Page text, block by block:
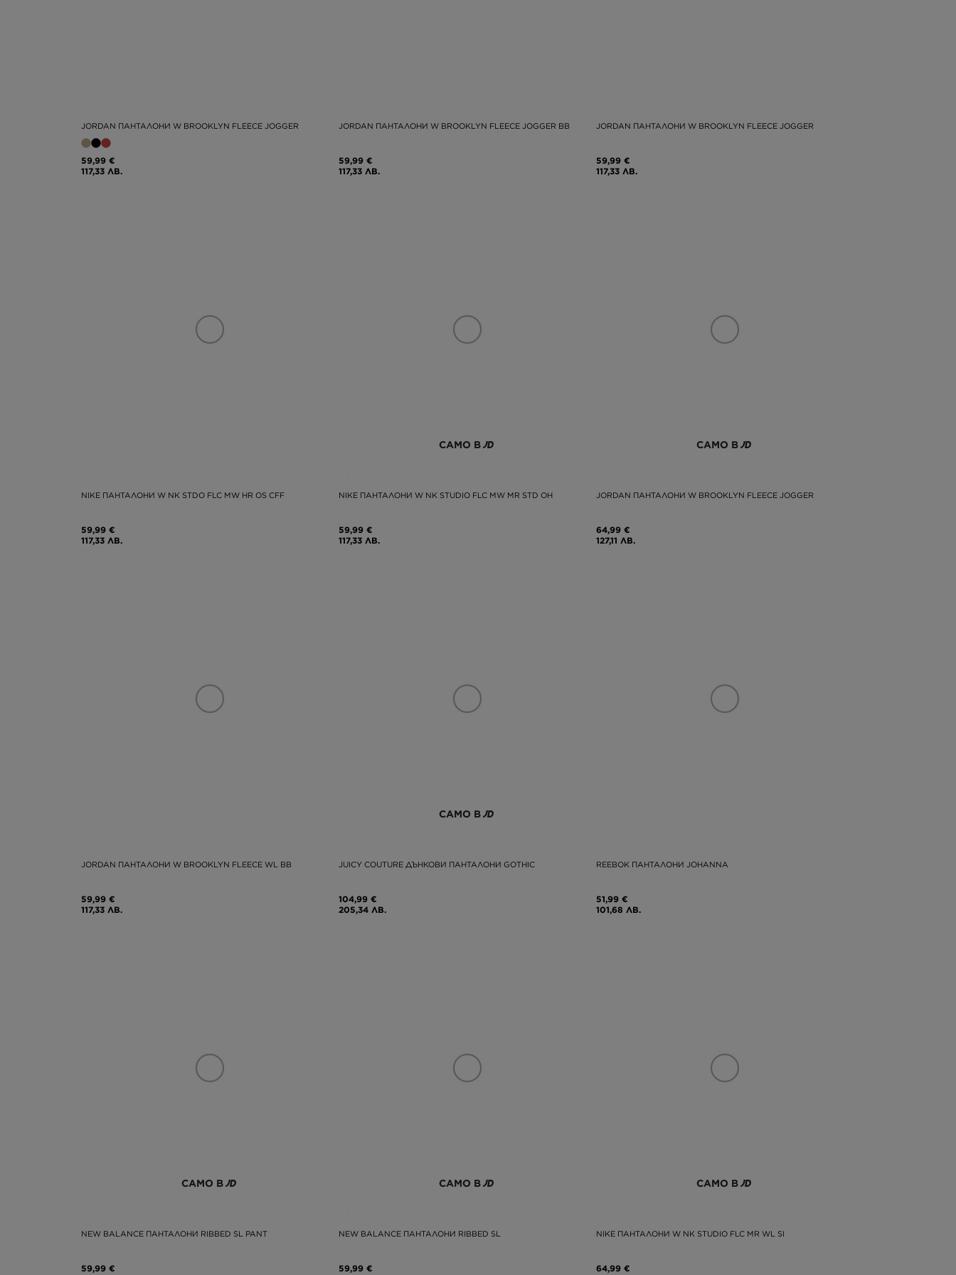
JORDAN ПАНТАЛОНИ W BROOKLYN FLEECE JOGGER
59,99 €
117,33 ЛВ.
JORDAN ПАНТАЛОНИ W BROOKLYN FLEECE JOGGER BB
59,99 €
117,33 ЛВ.
JORDAN ПАНТАЛОНИ W BROOKLYN FLEECE JOGGER
59,99 €
117,33 ЛВ.
NIKE ПАНТАЛОНИ W NK STDO FLC MW HR OS CFF
59,99 €
117,33 ЛВ.
САМО В
NIKE ПАНТАЛОНИ W NK STUDIO FLC MW MR STD OH
59,99 €
117,33 ЛВ.
САМО В
JORDAN ПАНТАЛОНИ W BROOKLYN FLEECE JOGGER
64,99 €
127,11 ЛВ.
JORDAN ПАНТАЛОНИ W BROOKLYN FLEECE WL BB
59,99 €
117,33 ЛВ.
САМО В
JUICY COUTURE ДЪНКОВИ ПАНТАЛОНИ GOTHIC
104,99 €
205,34 ЛВ.
REEBOK ПАНТАЛОНИ JOHANNA
51,99 €
101,68 ЛВ.
САМО В
NEW BALANCE ПАНТАЛОНИ RIBBED SL PANT
59,99 €
САМО В
NEW BALANCE ПАНТАЛОНИ RIBBED SL
59,99 €
САМО В
NIKE ПАНТАЛОНИ W NK STUDIO FLC MR WL SI
64,99 €